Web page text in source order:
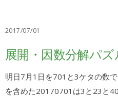
2017/07/01
展開・因数分解パズ
明日7月1日を701と3ケタの数
を含めた20170701は3と23と